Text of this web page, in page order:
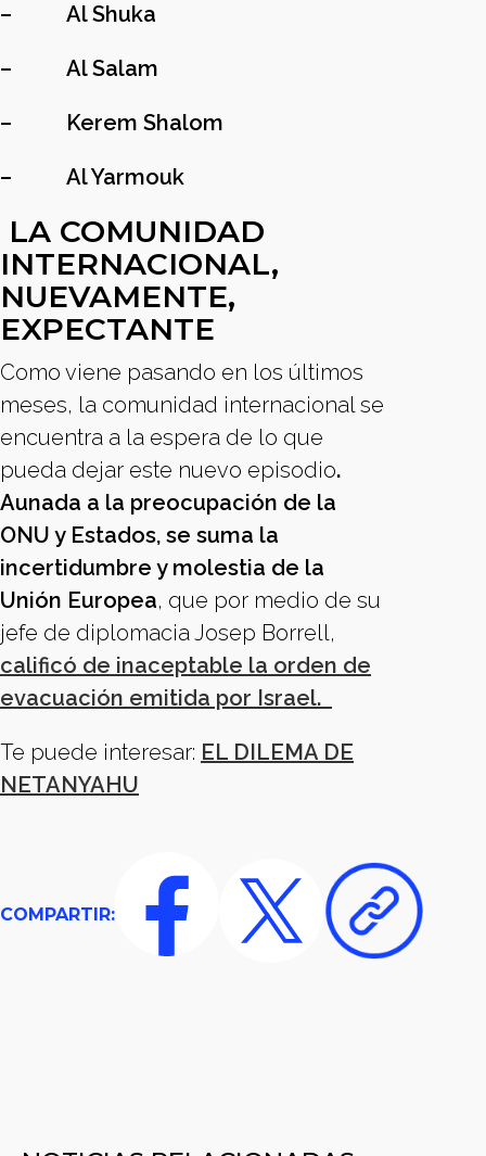
– Al Shuka
– Al Salam
– Kerem Shalom
– Al Yarmouk
LA COMUNIDAD
INTERNACIONAL,
NUEVAMENTE,
EXPECTANTE
Como viene pasando en los últimos
meses, la comunidad internacional se
encuentra a la espera de lo que
pueda dejar este nuevo episodio.
Aunada a la preocupación de la
ONU y Estados, se suma la
incertidumbre y molestia de la
Unión Europea, que por medio de su
jefe de diplomacia Josep Borrell,
calificó de inaceptable la orden de
evacuación emitida por Israel.
Te puede interesar: EL DILEMA DE
NETANYAHU
COMPARTIR: